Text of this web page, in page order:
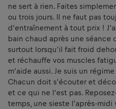
ne sert à rien. Faites
ou trois jours. Il ne faut pas
d'entraînement à tout prix !
bain chaud après une séance
surtout lorsqu'il fait froid
et réchauffe vos muscles
m'aide aussi. Je suis un
Chacun doit s'écouter et
et ce qui ne l'est pas.
temps, une sieste l'après-midi